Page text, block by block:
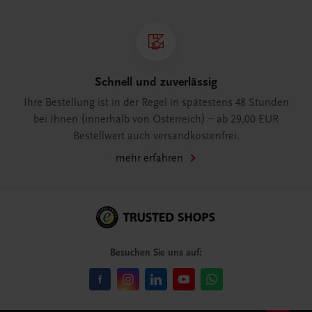
Schnell und zuverlässig
Ihre Bestellung ist in der Regel in spätestens 48 Stunden
bei Ihnen (innerhalb von Österreich) – ab 29,00 EUR
Bestellwert auch versandkostenfrei.
mehr erfahren
Besuchen Sie uns auf: